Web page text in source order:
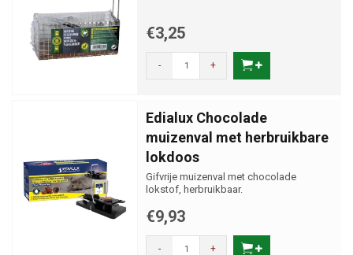
€3,25
- +
Edialux Chocolade
muizenval met herbruikbare
lokdoos
Gifvrije muizenval met chocolade
lokstof, herbruikbaar.
€9,93
- +